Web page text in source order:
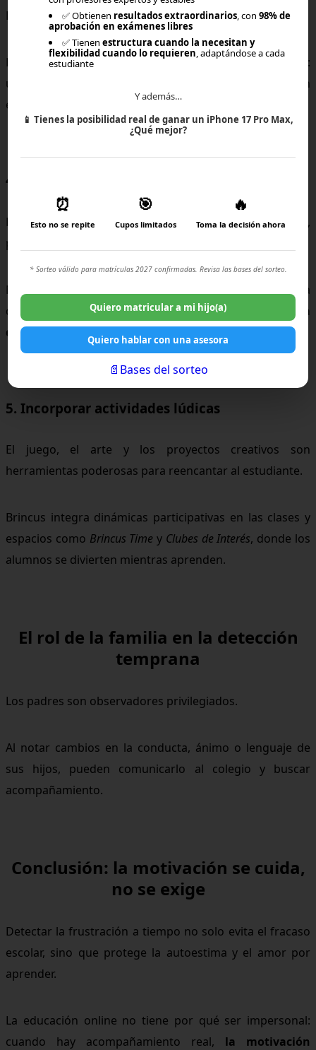
La motivación se construye con reconocimiento.
En Brincus, celebramos cada paso, incluso los pequeños:
una mejora en la participación, un logro personal o un
esfuerzo extra.
4. Fomentar la conexión emocional
Los niños aprenden mejor cuando sienten cariño,
pertenencia y apoyo.
Nuestros profesores combinan cercanía y empatía para
que cada alumno sepa queimporta más como persona
que como calificación.
5. Incorporar actividades lúdicas
El juego, el arte y los proyectos creativos son
herramientas poderosas para reencantar al estudiante.
Brincus integra dinámicas participativas en las clases y
espacios como Brincus Time y Clubes de Interés, donde los
alumnos se divierten mientras aprenden.
El rol de la familia en la detección
temprana
Los padres son observadores privilegiados.
Al notar cambios en la conducta, ánimo o lenguaje de
sus hijos, pueden comunicarlo al colegio y buscar
acompañamiento.
Conclusión: la motivación se cuida,
no se exige
Detectar la frustración a tiempo no solo evita el fracaso
escolar, sino que protege la autoestima y el amor por
aprender.
La educación online no tiene por qué ser impersonal:
cuando hay acompañamiento real, la motivación
✅ Obtienen resultados extraordinarios, con98% de
aprobación en exámenes libres
✅ Tienenestructura cuando la necesitan y
flexibilidad cuando lo requieren, adaptándose a cada
estudiante
Y además…
📱 Tienes la posibilidad real de ganar un iPhone 17 Pro Max,
¿Qué mejor?
⏰
Esto no se repite
🎯
Cupos limitados
🔥
Toma la decisión ahora
* Sorteo válido para matrículas 2027 confirmadas. Revisa las bases del sorteo.
Quiero matricular a mi hijo(a)
Quiero hablar con una asesora
📄Bases del sorteo